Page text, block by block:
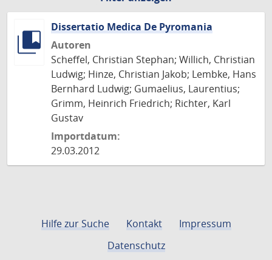
Dissertatio Medica De Pyromania
Autoren
Scheffel, Christian Stephan; Willich, Christian
Ludwig; Hinze, Christian Jakob; Lembke, Hans
Bernhard Ludwig; Gumaelius, Laurentius;
Grimm, Heinrich Friedrich; Richter, Karl
Gustav
Importdatum:
29.03.2012
Hilfe zur Suche Kontakt
Impressum
Datenschutz